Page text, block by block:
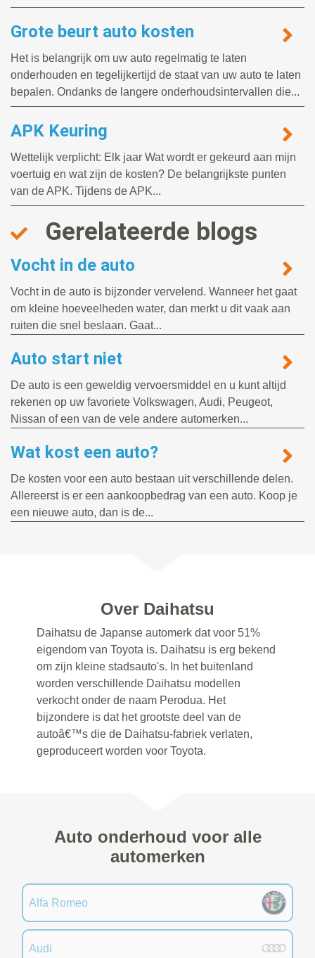
Grote beurt auto kosten
Het is belangrijk om uw auto regelmatig te laten
onderhouden en tegelijkertijd de staat van uw auto te laten
bepalen. Ondanks de langere onderhoudsintervallen die...
APK Keuring
Wettelijk verplicht: Elk jaar Wat wordt er gekeurd aan mijn
voertuig en wat zijn de kosten? De belangrijkste punten
van de APK. Tijdens de APK...
Gerelateerde blogs
Vocht in de auto
Vocht in de auto is bijzonder vervelend. Wanneer het gaat
om kleine hoeveelheden water, dan merkt u dit vaak aan
ruiten die snel beslaan. Gaat...
Auto start niet
De auto is een geweldig vervoersmiddel en u kunt altijd
rekenen op uw favoriete Volkswagen, Audi, Peugeot,
Nissan of een van de vele andere automerken...
Wat kost een auto?
De kosten voor een auto bestaan uit verschillende delen.
Allereerst is er een aankoopbedrag van een auto. Koop je
een nieuwe auto, dan is de...
Over Daihatsu
Daihatsu de Japanse automerk dat voor 51%
eigendom van Toyota is. Daihatsu is erg bekend
om zijn kleine stadsauto's. In het buitenland
worden verschillende Daihatsu modellen
verkocht onder de naam Perodua. Het
bijzondere is dat het grootste deel van de
autoâ€™s die de Daihatsu-fabriek verlaten,
geproduceert worden voor Toyota.
Auto onderhoud voor alle
automerken
Alfa Romeo
Audi